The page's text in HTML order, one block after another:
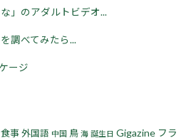
」のアダルトビデオ...
調べてみたら...
ージ
食事 外国語 中国 鳥 海 誕生日 Gigazine フラ